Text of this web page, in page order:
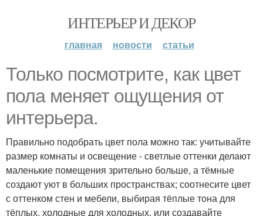
ИНТЕРЬЕР И ДЕКОР
главная новости статьи
Только посмотрите, как цвет
пола меняет ощущения от
интерьера.
Правильно подобрать цвет пола можно так: учитывайте
размер комнаты и освещение - светлые оттенки делают
маленькие помещения зрительно больше, а тёмные
создают уют в больших пространствах; соотнесите цвет
с оттенком стен и мебели, выбирая тёплые тона для
тёплых, холодные для холодных, или создавайте